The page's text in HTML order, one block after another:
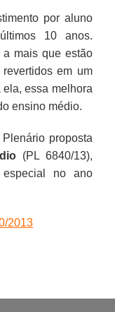
por aluno
10 anos.
mais que estão
em um
essa melhora
ensino médio.
proposta
(PL 6840/13),
no ano
2013